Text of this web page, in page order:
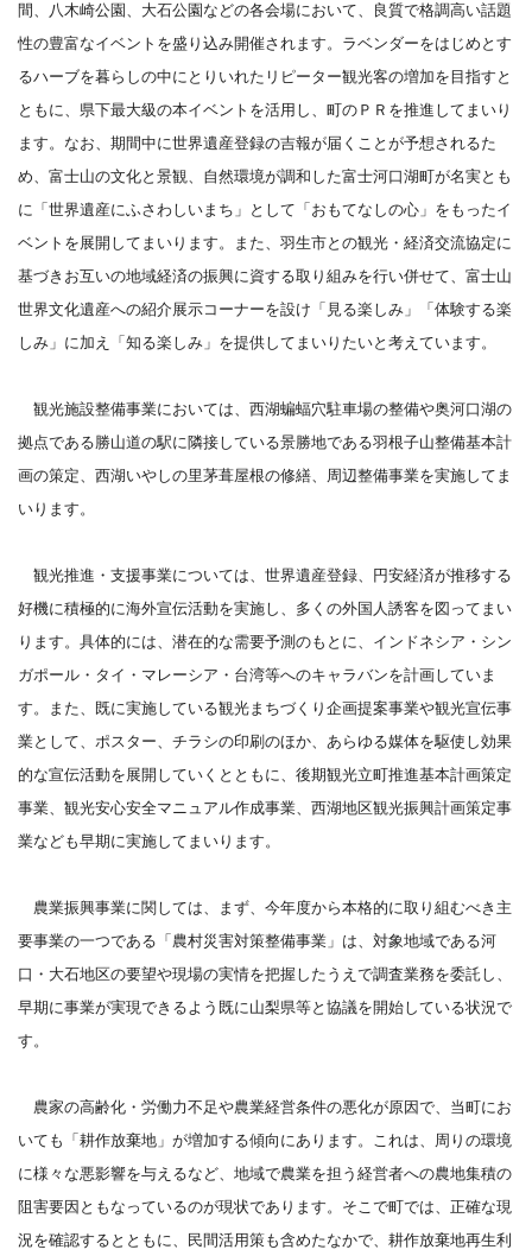
間、八木崎公園、大石公園などの各会場において、良質で格調高い話題
性の豊富なイベントを盛り込み開催されます。ラベンダーをはじめとす
るハーブを暮らしの中にとりいれたリピーター観光客の増加を目指すと
ともに、県下最大級の本イベントを活用し、町のＰＲを推進してまいり
ます。なお、期間中に世界遺産登録の吉報が届くことが予想されるた
め、富士山の文化と景観、自然環境が調和した富士河口湖町が名実とも
に「世界遺産にふさわしいまち」として「おもてなしの心」をもったイ
ベントを展開してまいります。また、羽生市との観光・経済交流協定に
基づきお互いの地域経済の振興に資する取り組みを行い併せて、富士山
世界文化遺産への紹介展示コーナーを設け「見る楽しみ」「体験する楽
しみ」に加え「知る楽しみ」を提供してまいりたいと考えています。
観光施設整備事業においては、西湖蝙蝠穴駐車場の整備や奥河口湖の
拠点である勝山道の駅に隣接している景勝地である羽根子山整備基本計
画の策定、西湖いやしの里茅葺屋根の修繕、周辺整備事業を実施してま
いります。
観光推進・支援事業については、世界遺産登録、円安経済が推移する
好機に積極的に海外宣伝活動を実施し、多くの外国人誘客を図ってまい
ります。具体的には、潜在的な需要予測のもとに、インドネシア・シン
ガポール・タイ・マレーシア・台湾等へのキャラバンを計画していま
す。また、既に実施している観光まちづくり企画提案事業や観光宣伝事
業として、ポスター、チラシの印刷のほか、あらゆる媒体を駆使し効果
的な宣伝活動を展開していくとともに、後期観光立町推進基本計画策定
事業、観光安心安全マニュアル作成事業、西湖地区観光振興計画策定事
業なども早期に実施してまいります。
農業振興事業に関しては、まず、今年度から本格的に取り組むべき主
要事業の一つである「農村災害対策整備事業」は、対象地域である河
口・大石地区の要望や現場の実情を把握したうえで調査業務を委託し、
早期に事業が実現できるよう既に山梨県等と協議を開始している状況で
す。
農家の高齢化・労働力不足や農業経営条件の悪化が原因で、当町にお
いても「耕作放棄地」が増加する傾向にあります。これは、周りの環境
に様々な悪影響を与えるなど、地域で農業を担う経営者への農地集積の
阻害要因ともなっているのが現状であります。そこで町では、正確な現
況を確認するとともに、民間活用策も含めたなかで、耕作放棄地再生利